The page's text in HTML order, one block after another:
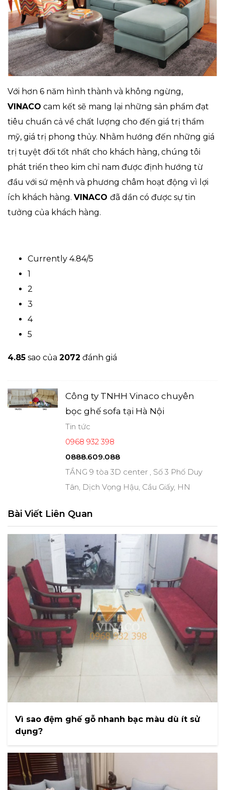
Với hơn 6 năm hình thành và không ngừng,
VINACO cam kết sẽ mang lại những sản phẩm đạt
tiêu chuẩn cả về chất lượng cho đến giá trị thẩm
mỹ, giá trị phong thủy. Nhằm hướng đến những giá
trị tuyệt đối tốt nhất cho khách hàng, chúng tôi
phát triển theo kim chỉ nam được định hướng từ
đầu với sứ mệnh và phương châm hoạt động vì lợi
ích khách hàng. VINACO đã dần có được sự tin
tưởng của khách hàng.
Currently 4.84/5
1
2
3
4
5
4.85 sao của 2072 đánh giá
Công ty TNHH Vinaco chuyên
bọc ghế sofa tại Hà Nội
Tin tức
0968 932 398
0888.609.088
TẦNG 9 tòa 3D center , Số 3 Phố Duy
Tân, Dịch Vọng Hậu, Cầu Giấy, HN
Bài Viết Liên Quan
Vì sao đệm ghế gỗ nhanh bạc màu dù ít sử
dụng?